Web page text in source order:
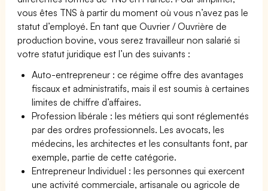
vous êtes TNS à partir du moment où vous n’avez pas le
statut d’employé. En tant que Ouvrier / Ouvrière de
production bovine, vous serez travailleur non salarié si
votre statut juridique est l’un des suivants :
Auto-entrepreneur : ce régime offre des avantages
fiscaux et administratifs, mais il est soumis à certaines
limites de chiffre d’affaires.
Profession libérale : les métiers qui sont réglementés
par des ordres professionnels. Les avocats, les
médecins, les architectes et les consultants font, par
exemple, partie de cette catégorie.
Entrepreneur Individuel : les personnes qui exercent
une activité commerciale, artisanale ou agricole de